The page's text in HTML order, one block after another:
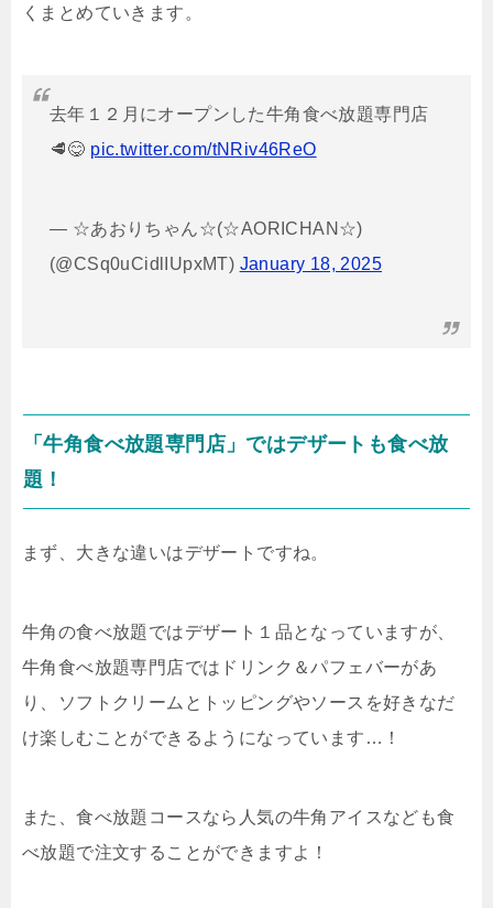
くまとめていきます。
去年１２月にオープンした牛角食べ放題専門店
🥩😋 pic.twitter.com/tNRiv46ReO
— ☆あおりちゃん☆(☆AORICHAN☆)
(@CSq0uCidlIUpxMT) January 18, 2025
「牛角食べ放題専門店」ではデザートも食べ放
題！
まず、大きな違いはデザートですね。
牛角の食べ放題ではデザート１品となっていますが、
牛角食べ放題専門店ではドリンク＆パフェバーがあ
り、ソフトクリームとトッピングやソースを好きなだ
け楽しむことができるようになっています…！
また、食べ放題コースなら人気の牛角アイスなども食
べ放題で注文することができますよ！